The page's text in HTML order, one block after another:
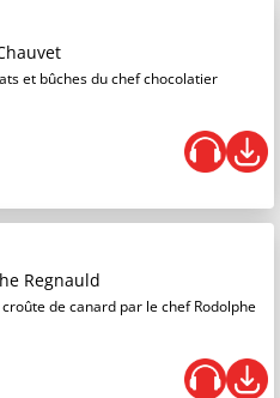
et bûches du chef chocolatier
Regnauld
de canard par le chef Rodolphe